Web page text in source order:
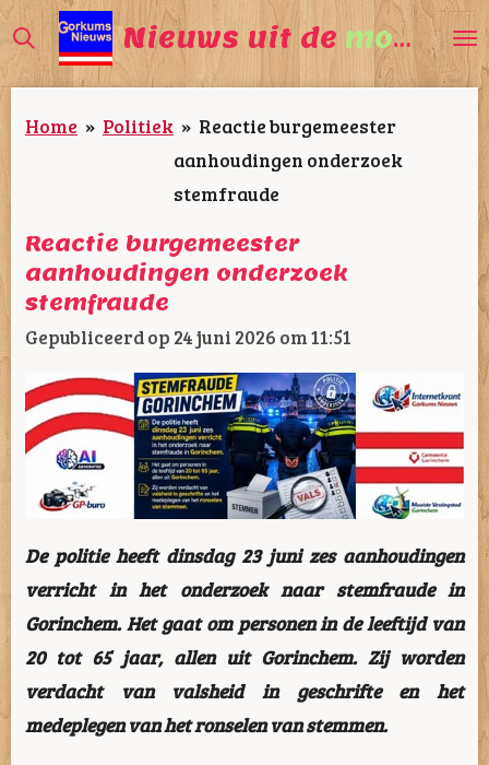
Ga
direct
naar
de
Nieuws uit de mooiste
Home » Politiek » Reactie burgemeester
aanhoudingen onderzoek
stemfraude
Reactie burgemeester
aanhoudingen onderzoek
stemfraude
Gepubliceerd op 24 juni 2026 om 11:51
De politie heeft dinsdag 23 juni zes aanhoudingen
verricht in het onderzoek naar stemfraude in
Gorinchem. Het gaat om personen in de leeftijd van
20 tot 65 jaar, allen uit Gorinchem. Zij worden
verdacht van valsheid in geschrifte en het
medeplegen van het ronselen van stemmen.